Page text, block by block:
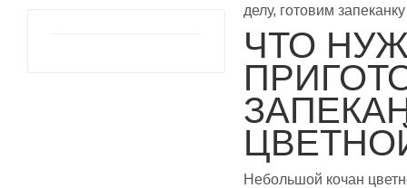
делу, готовим
ЧТО
Небольшой кочан